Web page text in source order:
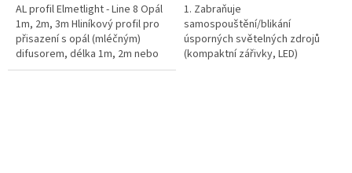
AL profil Elmetlight - Line 8 Opál
1m, 2m, 3m Hliníkový profil pro
přisazení s opál (mléčným)
difusorem, délka 1m, 2m nebo
3m. Pouze osobní odběr! Cena
1. Zabraňuje
samospouštění/blikání
úsporných světelných zdrojů
(kompaktní zářivky, LED)